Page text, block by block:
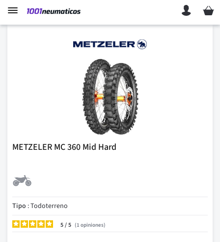
Mi
METZELER MC 360 Mid Hard
Tipo : Todoterreno
5/ 1 opiniones